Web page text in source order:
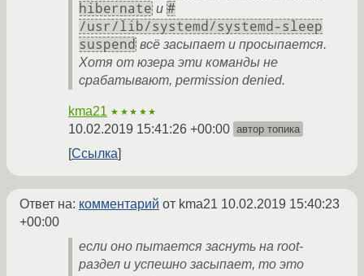
hibernate и #
/usr/lib/systemd/systemd-sleep
suspend всё засыпает и просыпается.
Хотя от юзера эти команды не
срабатывают, permission denied.
kma21 ★★★★★
10.02.2019 15:41:26 +00:00 автор топика
Ссылка
Ответ на: комментарий от kma21 10.02.2019 15:40:23
+00:00
если оно пытается заснуть на root-
раздел и успешно засыпает, то это